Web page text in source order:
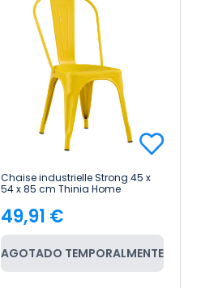
Chaise industrielle Strong 45 x
54 x 85 cm Thinia Home
Price
49,91 €
AGOTADO TEMPORALMENTE